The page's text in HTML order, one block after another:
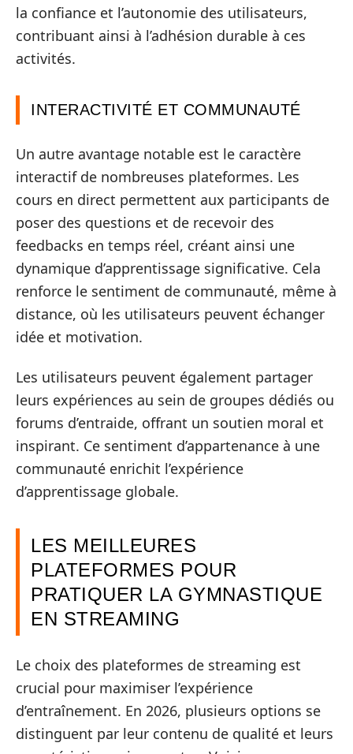
la confiance et l’autonomie des utilisateurs,
contribuant ainsi à l’adhésion durable à ces
activités.
INTERACTIVITÉ ET COMMUNAUTÉ
Un autre avantage notable est le caractère
interactif de nombreuses plateformes. Les
cours en direct permettent aux participants de
poser des questions et de recevoir des
feedbacks en temps réel, créant ainsi une
dynamique d’apprentissage significative. Cela
renforce le sentiment de communauté, même à
distance, où les utilisateurs peuvent échanger
idée et motivation.
Les utilisateurs peuvent également partager
leurs expériences au sein de groupes dédiés ou
forums d’entraide, offrant un soutien moral et
inspirant. Ce sentiment d’appartenance à une
communauté enrichit l’expérience
d’apprentissage globale.
LES MEILLEURES
PLATEFORMES POUR
PRATIQUER LA GYMNASTIQUE
EN STREAMING
Le choix des plateformes de streaming est
crucial pour maximiser l’expérience
d’entraînement. En 2026, plusieurs options se
distinguent par leur contenu de qualité et leurs